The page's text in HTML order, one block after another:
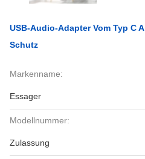
USB-Audio-Adapter Vom Typ C
Schutz
Markenname:
Essager
Modellnummer:
Zulassung